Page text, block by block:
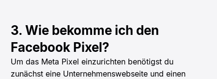
3. Wie bekomme ich den
Facebook Pixel?
Um das Meta Pixel einzurichten benötigst du
zunächst eine Unternehmenswebseite und einen